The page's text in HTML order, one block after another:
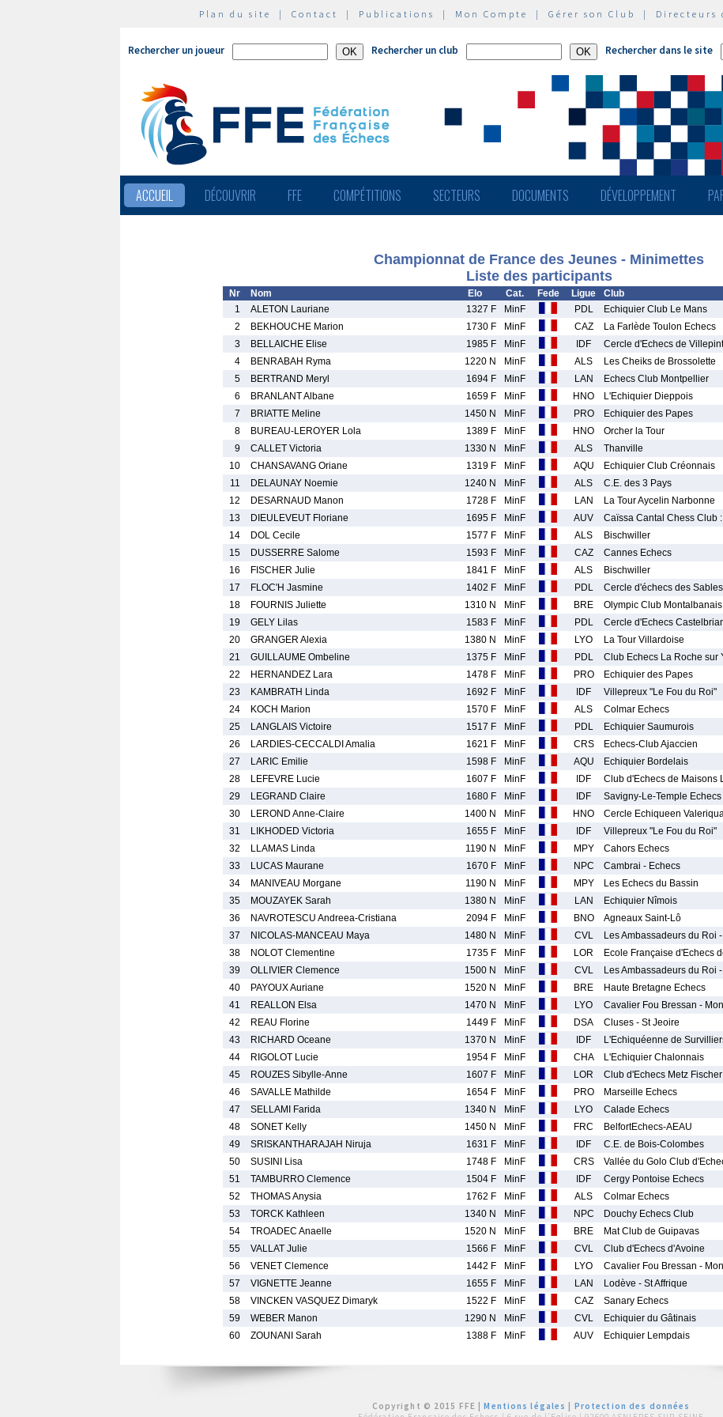
Plan du site | Contact | Publications | Mon Compte | Gérer son Club | Directeurs
Rechercher un joueur Rechercher un club Rechercher dans le site
ACCUEIL DÉCOUVRIR FFE COMPÉTITIONS SECTEURS DOCUMENTS DÉVELOPPEMENT
Championnat de France des Jeunes - Minimettes
Liste des participants
Nr Nom Elo Cat. Fede Ligue
Club
1
ALETON Lauriane 1327 F MinF PDL
Echiquier Club Le Mans
2
BEKHOUCHE Marion 1730 F MinF CAZ
La Farlède Toulon Echecs
3
BELLAICHE Elise 1985 F MinF IDF
Cercle d'Echecs de
4
BENRABAH Ryma 1220 N MinF ALS
Les Cheiks de Brossolette
5
BERTRAND Meryl 1694 F MinF LAN
Echecs Club Montpellier
6
BRANLANT Albane 1659 F MinF HNO
L'Echiquier Dieppois
7
BRIATTE Meline 1450 N MinF PRO
Echiquier des Papes
8
BUREAU-LEROYER Lola 1389 F MinF HNO
Orcher la Tour
9
CALLET Victoria 1330 N MinF ALS
Thanville
10
CHANSAVANG Oriane 1319 F MinF AQU
Echiquier Club Créonnais
11
DELAUNAY Noemie 1240 N MinF ALS
C.E. des 3 Pays
12
DESARNAUD Manon 1728 F MinF LAN
La Tour Aycelin Narbonne
13
DIEULEVEUT Floriane 1695 F MinF AUV
Caïssa Cantal Chess Club
14
DOL Cecile 1577 F MinF ALS
Bischwiller
15
DUSSERRE Salome 1593 F MinF CAZ
Cannes Echecs
16
FISCHER Julie 1841 F MinF ALS
Bischwiller
17
FLOC'H Jasmine 1402 F MinF PDL
Cercle d'échecs des
18
FOURNIS Juliette 1310 N MinF BRE
Olympic Club Montalbanais
19
GELY Lilas 1583 F MinF PDL
Cercle d'Echecs
20
GRANGER Alexia 1380 N MinF LYO
La Tour Villardoise
21
GUILLAUME Ombeline 1375 F MinF PDL
Club Echecs La Roche sur
22
HERNANDEZ Lara 1478 F MinF PRO
Echiquier des Papes
23
KAMBRATH Linda 1692 F MinF IDF
Villepreux "Le Fou du Roi"
24
KOCH Marion 1570 F MinF ALS
Colmar Echecs
25
LANGLAIS Victoire 1517 F MinF PDL
Echiquier Saumurois
26
LARDIES-CECCALDI Amalia 1621 F MinF CRS
Echecs-Club Ajaccien
27
LARIC Emilie 1598 F MinF AQU
Echiquier Bordelais
28
LEFEVRE Lucie 1607 F MinF IDF
Club d'Echecs de Maisons
29
LEGRAND Claire 1680 F MinF IDF
Savigny-Le-Temple Echecs
30
LEROND Anne-Claire 1400 N MinF HNO
Cercle Echiqueen
31
LIKHODED Victoria 1655 F MinF IDF
Villepreux "Le Fou du Roi"
32
LLAMAS Linda 1190 N MinF MPY
Cahors Echecs
33
LUCAS Maurane 1670 F MinF NPC
Cambrai - Echecs
34
MANIVEAU Morgane 1190 N MinF MPY
Les Echecs du Bassin
35
MOUZAYEK Sarah 1380 N MinF LAN
Echiquier Nîmois
36
NAVROTESCU Andreea-Cristiana 2094 F MinF BNO
Agneaux Saint-Lô
37
NICOLAS-MANCEAU Maya 1480 N MinF CVL
Les Ambassadeurs du Roi
38
NOLOT Clementine 1735 F MinF LOR
Ecole Française d'Echecs
39
OLLIVIER Clemence 1500 N MinF CVL
Les Ambassadeurs du Roi
40
PAYOUX Auriane 1520 N MinF BRE
Haute Bretagne Echecs
41
REALLON Elsa 1470 N MinF LYO
Cavalier Fou Bressan -
42
REAU Florine 1449 F MinF DSA
Cluses - St Jeoire
43
RICHARD Oceane 1370 N MinF IDF
L'Echiquéenne de
44
RIGOLOT Lucie 1954 F MinF CHA
L'Echiquier Chalonnais
45
ROUZES Sibylle-Anne 1607 F MinF LOR
Club d'Echecs Metz Fischer
46
SAVALLE Mathilde 1654 F MinF PRO
Marseille Echecs
47
SELLAMI Farida 1340 N MinF LYO
Calade Echecs
48
SONET Kelly 1450 N MinF FRC
BelfortEchecs-AEAU
49
SRISKANTHARAJAH Niruja 1631 F MinF IDF
C.E. de Bois-Colombes
50
SUSINI Lisa 1748 F MinF CRS
Vallée du Golo Club
51
TAMBURRO Clemence 1504 F MinF IDF
Cergy Pontoise Echecs
52
THOMAS Anysia 1762 F MinF ALS
Colmar Echecs
53
TORCK Kathleen 1340 N MinF NPC
Douchy Echecs Club
54
TROADEC Anaelle 1520 N MinF BRE
Mat Club de Guipavas
55
VALLAT Julie 1566 F MinF CVL
Club d'Echecs d'Avoine
56
VENET Clemence 1442 F MinF LYO
Cavalier Fou Bressan -
57
VIGNETTE Jeanne 1655 F MinF LAN
Lodève - St Affrique
58
VINCKEN VASQUEZ Dimaryk 1522 F MinF CAZ
Sanary Echecs
59
WEBER Manon 1290 N MinF CVL
Echiquier du Gâtinais
60
ZOUNANI Sarah 1388 F MinF AUV Echiquier Lempdais
Copyright © 2015 FFE |Mentions légales
Protection des données